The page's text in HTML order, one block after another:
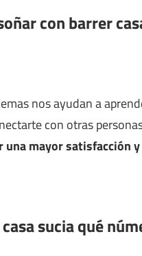
con barrer
nos ayudan a
con otras
una mayor satisfacción
sucia qué